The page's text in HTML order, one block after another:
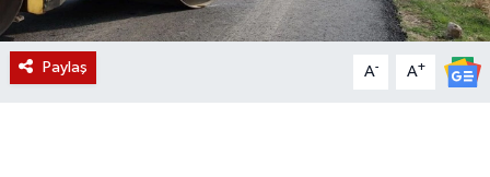
Paylaş A- A+